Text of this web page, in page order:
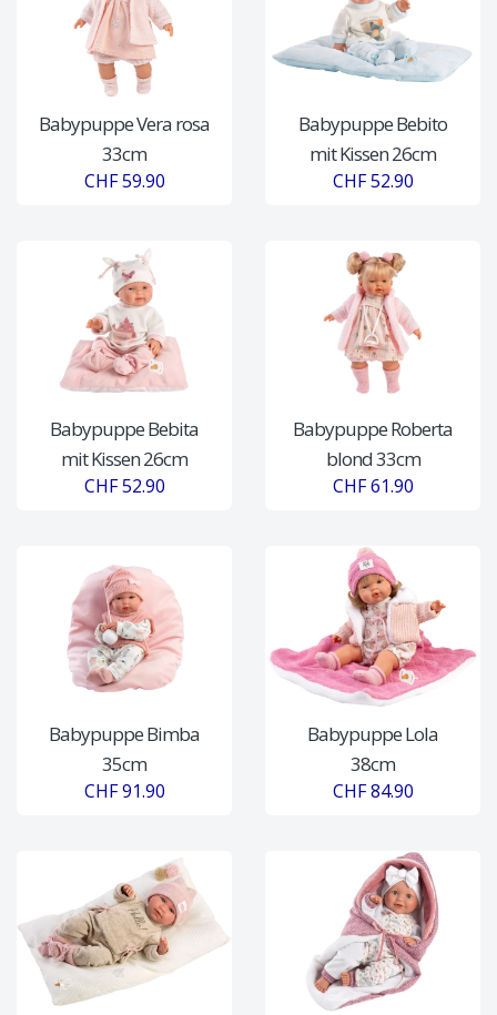
Babypuppe Vera rosa
33cm
CHF 59.90
Babypuppe Bebito
mit Kissen 26cm
CHF 52.90
Babypuppe Bebita
mit Kissen 26cm
CHF 52.90
Babypuppe Roberta
blond 33cm
CHF 61.90
Babypuppe Bimba
35cm
CHF 91.90
Babypuppe Lola
38cm
CHF 84.90